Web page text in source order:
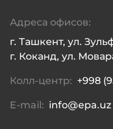
Адреса офисов:
г. Ташкент, ул.
г. Коканд, ул.
Колл-центр: +998
E-mail: info@epa.uz